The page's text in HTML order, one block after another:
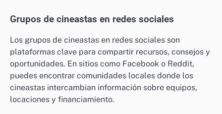
Grupos de cineastas en redes sociales
Los grupos de cineastas en redes sociales son
plataformas clave para compartir recursos, consejos y
oportunidades. En sitios como Facebook o Reddit,
puedes encontrar comunidades locales donde los
cineastas intercambian información sobre equipos,
locaciones y financiamiento.